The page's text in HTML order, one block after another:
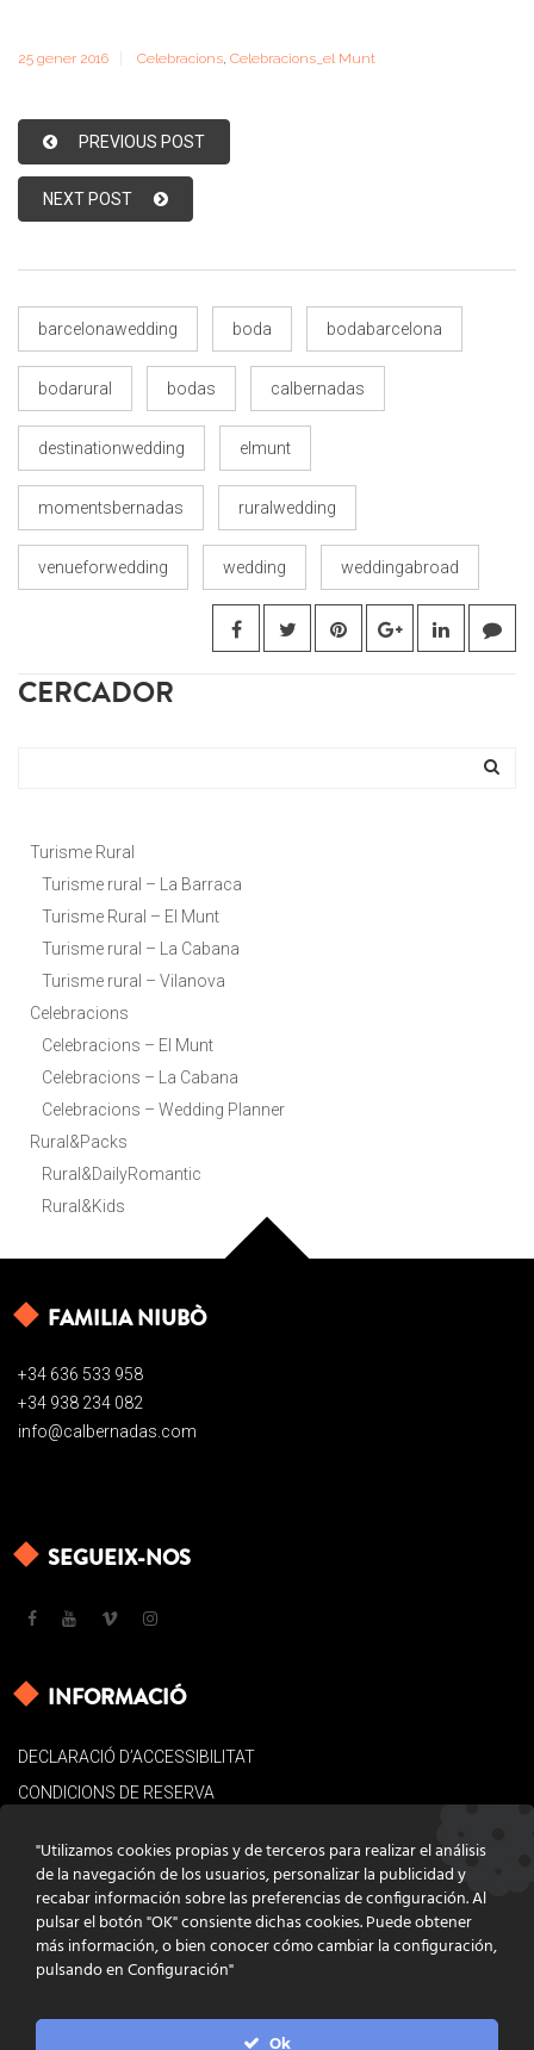
25 gener 2016 Celebracions, Celebracions_el Munt
PREVIOUS POST
NEXT POST
barcelonawedding boda bodabarcelona
bodarural bodas calbernadas
destinationwedding elmunt
momentsbernadas ruralwedding
venueforwedding wedding weddingabroad
CERCADOR
Turisme Rural
Turisme rural – La Barraca
Turisme Rural – El Munt
Turisme rural – La Cabana
Turisme rural – Vilanova
Celebracions
Celebracions – El Munt
Celebracions – La Cabana
Celebracions – Wedding Planner
Rural&Packs
Rural&DailyRomantic
Rural&Kids
FAMILIA NIUBÒ
+34 636 533 958
+34 938 234 082
info@calbernadas.com
SEGUEIX-NOS
INFORMACIÓ
DECLARACIÓ D’ACCESSIBILITAT
CONDICIONS DE RESERVA
POLÍTICA DE COOKIES
CONTACTE
"Utilizamos cookies propias y de terceros para realizar el análisis
de la navegación de los usuarios, personalizar la publicidad y
recabar información sobre las preferencias de configuración. Al
pulsar el botón "OK" consiente dichas cookies. Puede obtener
más información, o bien conocer cómo cambiar la configuración,
pulsando en Configuración"
Ok